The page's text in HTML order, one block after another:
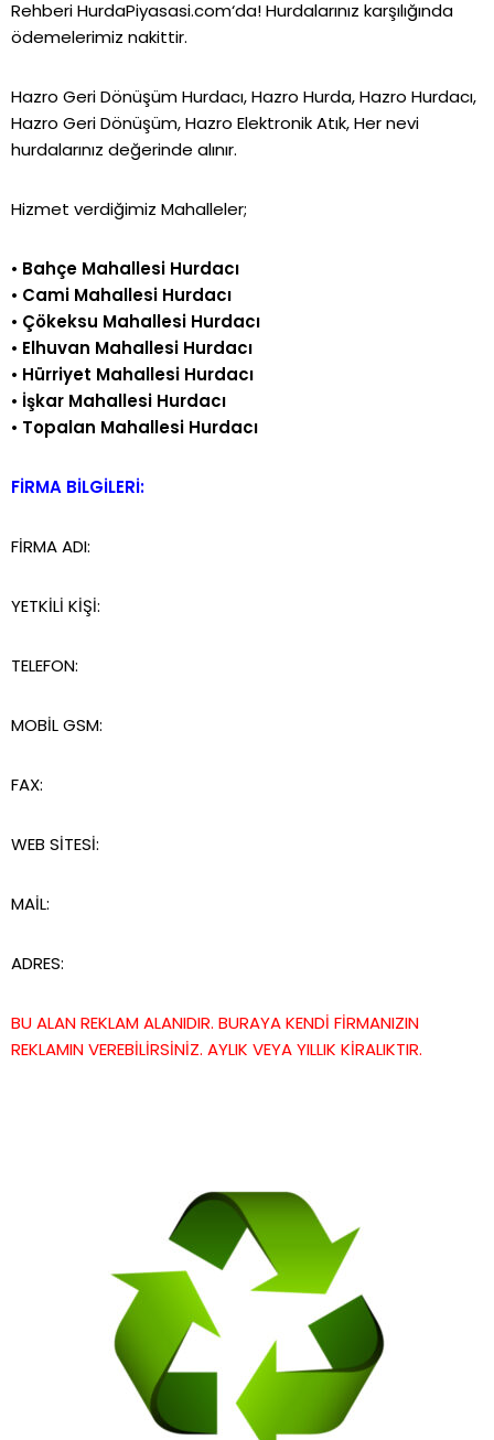
RehberiHurdaPiyasasi.com‘da! Hurdalarınız karşılığında
ödemelerimiz nakittir.
Hazro Geri Dönüşüm Hurdacı, Hazro Hurda, Hazro Hurdacı,
Hazro Geri Dönüşüm, Hazro Elektronik Atık, Her nevi
hurdalarınız değerinde alınır.
Hizmet verdiğimiz Mahalleler;
• Bahçe Mahallesi Hurdacı
• Cami Mahallesi Hurdacı
• Çökeksu Mahallesi Hurdacı
• Elhuvan Mahallesi Hurdacı
• Hürriyet Mahallesi Hurdacı
• İşkar Mahallesi Hurdacı
• Topalan Mahallesi Hurdacı
FİRMA BİLGİLERİ:
FİRMA ADI:
YETKİLİ KİŞİ:
TELEFON:
MOBİL GSM:
FAX:
WEB SİTESİ:
MAİL:
ADRES:
BU ALAN REKLAM ALANIDIR. BURAYA KENDİ FİRMANIZIN
REKLAMIN VEREBİLİRSİNİZ. AYLIK VEYA YILLIK KİRALIKTIR.